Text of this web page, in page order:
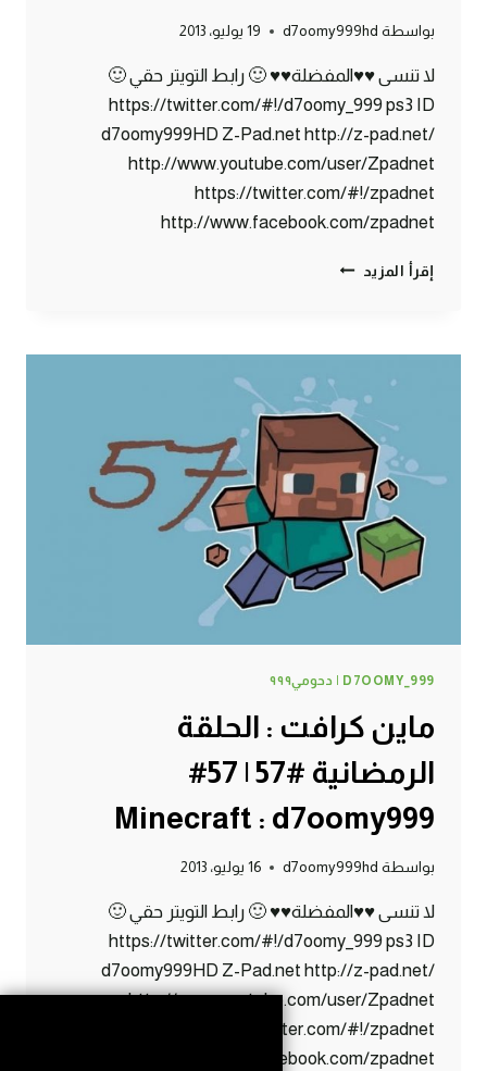
بواسطة d7oomy999hd 19 يوليو، 2013
لا تنسى ♥♥المفضلة♥♥ 🙂 رابط التويتر حقي 🙂
https://twitter.com/#!/d7oomy_999 ps3 ID
d7oomy999HD Z-Pad.net http://z-pad.net/
http://www.youtube.com/user/Zpadnet
https://twitter.com/#!/zpadnet
http://www.facebook.com/zpadnet
إقرأ المزيد ماين
الدجاج
58#
MINECRAFT
:
D7OOMY999
D7OOMY_999 | دحومي٩٩٩
ماين كرافت : الحلقة
الرمضانية #57 | 57#
Minecraft : d7oomy999
بواسطة d7oomy999hd 16 يوليو، 2013
لا تنسى ♥♥المفضلة♥♥ 🙂 رابط التويتر حقي 🙂
https://twitter.com/#!/d7oomy_999 ps3 ID
d7oomy999HD Z-Pad.net http://z-pad.net/
http://www.youtube.com/user/Zpadnet
https://twitter.com/#!/zpadnet
http://www.facebook.com/zpadnet